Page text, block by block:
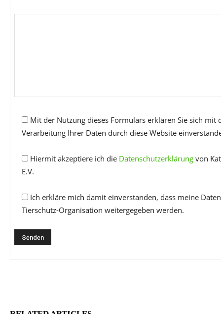
Mit der Nutzung dieses Formulars erklären Sie sich mit
Verarbeitung Ihrer Daten durch diese Website
Hiermit akzeptiere ich die Datenschutzerklärung von
E.V.
Ich erkläre mich damit einverstanden, dass meine
Tierschutz-Organisation weitergegeben werden.